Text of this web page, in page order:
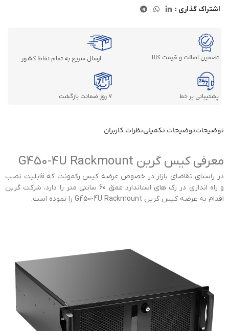
اشتراک گذاری :
تضمین اصالت و قیمت کالا ارسال سریع به تمام نقاط کشور
پشتیبانی بر خط 7 روز ضمانت بازگشت
توضیحاتتوضیحات تکمیلینظرات کاربران
معرفی کیس گرین G450-4U Rackmount
در راستای تقاضای بازار در خصوص عرضه کیس رکمونت که قابلیت نصب
و راه اندازی در رک های استاندارد عمق 60 سانتی متر را دارد، شرکت گرین
اقدام به عرضه کیس گرین G450-4U Rackmount را نموده است.